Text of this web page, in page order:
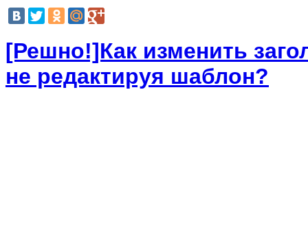
[Решно!]Как изменить
не редактируя шаблон?